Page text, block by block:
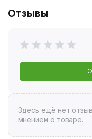
Отзывы
Здесь ещё нет
мнением о товаре.